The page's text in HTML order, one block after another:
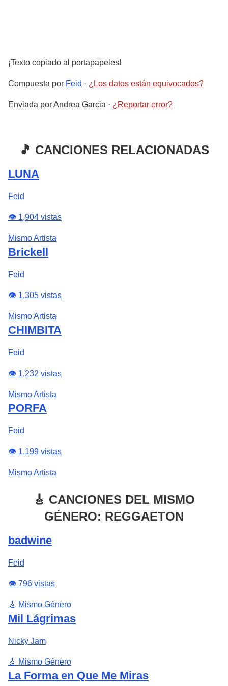
¡Texto copiado al portapapeles!
Compuesta por Feid · ¿Los datos están equivocados?
Enviada porAndrea Garcia · ¿Reportar error?
🎵 CANCIONES RELACIONADAS
LUNA
Feid
👁️ 1,904 vistas
Mismo Artista
Brickell
Feid
👁️ 1,305 vistas
Mismo Artista
CHIMBITA
Feid
👁️ 1,232 vistas
Mismo Artista
PORFA
Feid
👁️ 1,199 vistas
Mismo Artista
🎸 CANCIONES DEL MISMO
GÉNERO: REGGAETON
badwine
Feid
👁️ 796 vistas
🎸 Mismo Género
Mil Lágrimas
Nicky Jam
🎸 Mismo Género
La Forma en Que Me Miras